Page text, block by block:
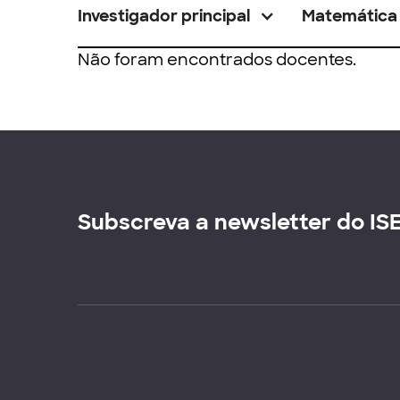
Investigador principal Matemática
Não foram encontrados docentes.
Subscreva a newsletter do